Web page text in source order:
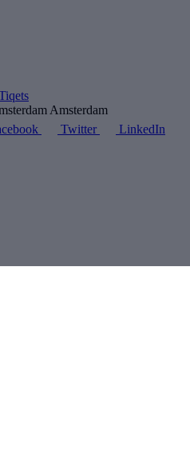
Amsterdam
Twitter LinkedIn